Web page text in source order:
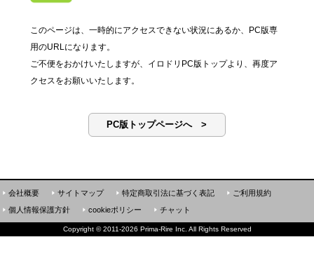
このページは、一時的にアクセスできない状況にあるか、PC版専
用のURLになります。
ご不便をおかけいたしますが、イロドリPC版トップより、再度ア
クセスをお願いいたします。
PC版トップページへ >
会社概要 サイトマップ 特定商取引法に基づく表記
ご利用規約
個人情報保護方針
cookieポリシー チャット
Copyright ©2011-2026 Prima-Rire Inc. All Rights Reserved